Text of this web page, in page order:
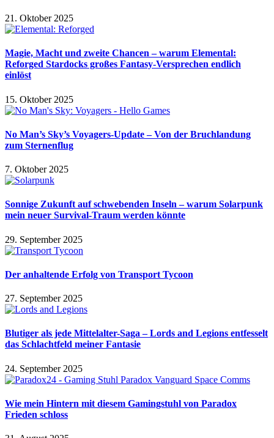
21. Oktober 2025
Magie, Macht und zweite Chancen – warum Elemental:
Reforged Stardocks großes Fantasy-Versprechen endlich
einlöst
15. Oktober 2025
No Man’s Sky’s Voyagers-Update – Von der Bruchlandung
zum Sternenflug
7. Oktober 2025
Sonnige Zukunft auf schwebenden Inseln – warum Solarpunk
mein neuer Survival-Traum werden könnte
29. September 2025
Der anhaltende Erfolg von Transport Tycoon
27. September 2025
Blutiger als jede Mittelalter-Saga – Lords and Legions entfesselt
das Schlachtfeld meiner Fantasie
24. September 2025
Wie mein Hintern mit diesem Gamingstuhl von Paradox
Frieden schloss